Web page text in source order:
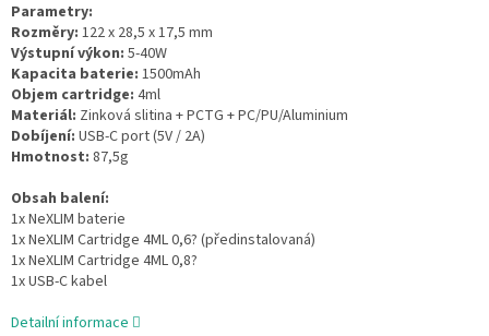
Parametry:
Rozměry: 122 x 28,5 x 17,5 mm
Výstupní výkon: 5-40W
Kapacita baterie: 1500mAh
Objem cartridge: 4ml
Materiál: Zinková slitina + PCTG + PC/PU/Aluminium
Dobíjení: USB-C port (5V / 2A)
Hmotnost: 87,5g
Obsah balení:
1x NeXLIM baterie
1x NeXLIM Cartridge 4ML 0,6? (předinstalovaná)
1x NeXLIM Cartridge 4ML 0,8?
1x USB-C kabel
Detailní informace